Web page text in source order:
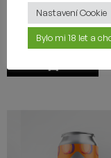
+
Nastavení Cookie
Bylo mi 18 let a